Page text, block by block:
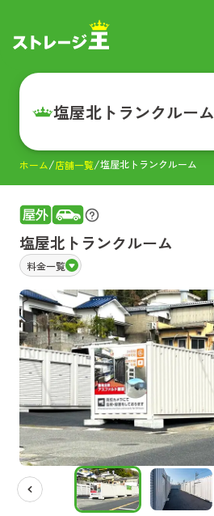
塩屋北トランクルーム
ホーム 店舗一覧 塩屋北トランクルーム
塩屋北トランクルーム
料金一覧